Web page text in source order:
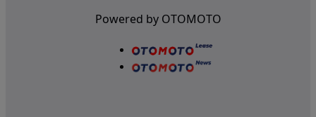
Powered by OTOMOTO